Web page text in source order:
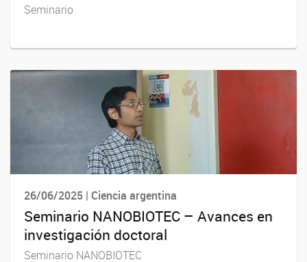
Seminario
26/06/2025 | Ciencia argentina
Seminario NANOBIOTEC – Avances en
investigación doctoral
Seminario NANOBIOTEC